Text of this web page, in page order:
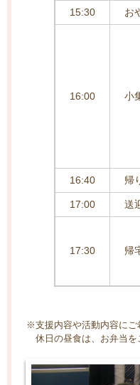
15:30 お
16:00 小
16:40 帰
17:00 送
17:30 帰
※支援内容や活動内容にご
休日の昼食は、お弁当を